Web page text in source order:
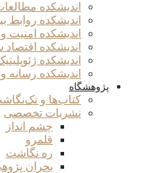
اندیشکده
اندیشکده روابط
اندیشکده امنیت
اندیشکده
اندیشکده
اندیشکده
پژوهشگاه
کتاب‌ها و
نشریات تخصصی
چشم انداز
قلمرو
ره نگاشت
بحران